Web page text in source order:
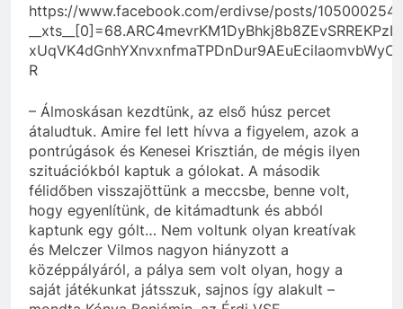
https://www.facebook.com/erdivse/posts/
R
– Álmoskásan kezdtünk, az első húsz percet
átaludtuk. Amire fel lett hívva a figyelem, azok a
pontrúgások és Kenesei Krisztián, de mégis ilyen
szituációkból kaptuk a gólokat. A második
félidőben visszajöttünk a meccsbe, benne volt,
hogy egyenlítünk, de kitámadtunk és abból
kaptunk egy gólt… Nem voltunk olyan kreatívak
és Melczer Vilmos nagyon hiányzott a
középpályáról, a pálya sem volt olyan, hogy a
saját játékunkat játsszuk, sajnos így alakult –